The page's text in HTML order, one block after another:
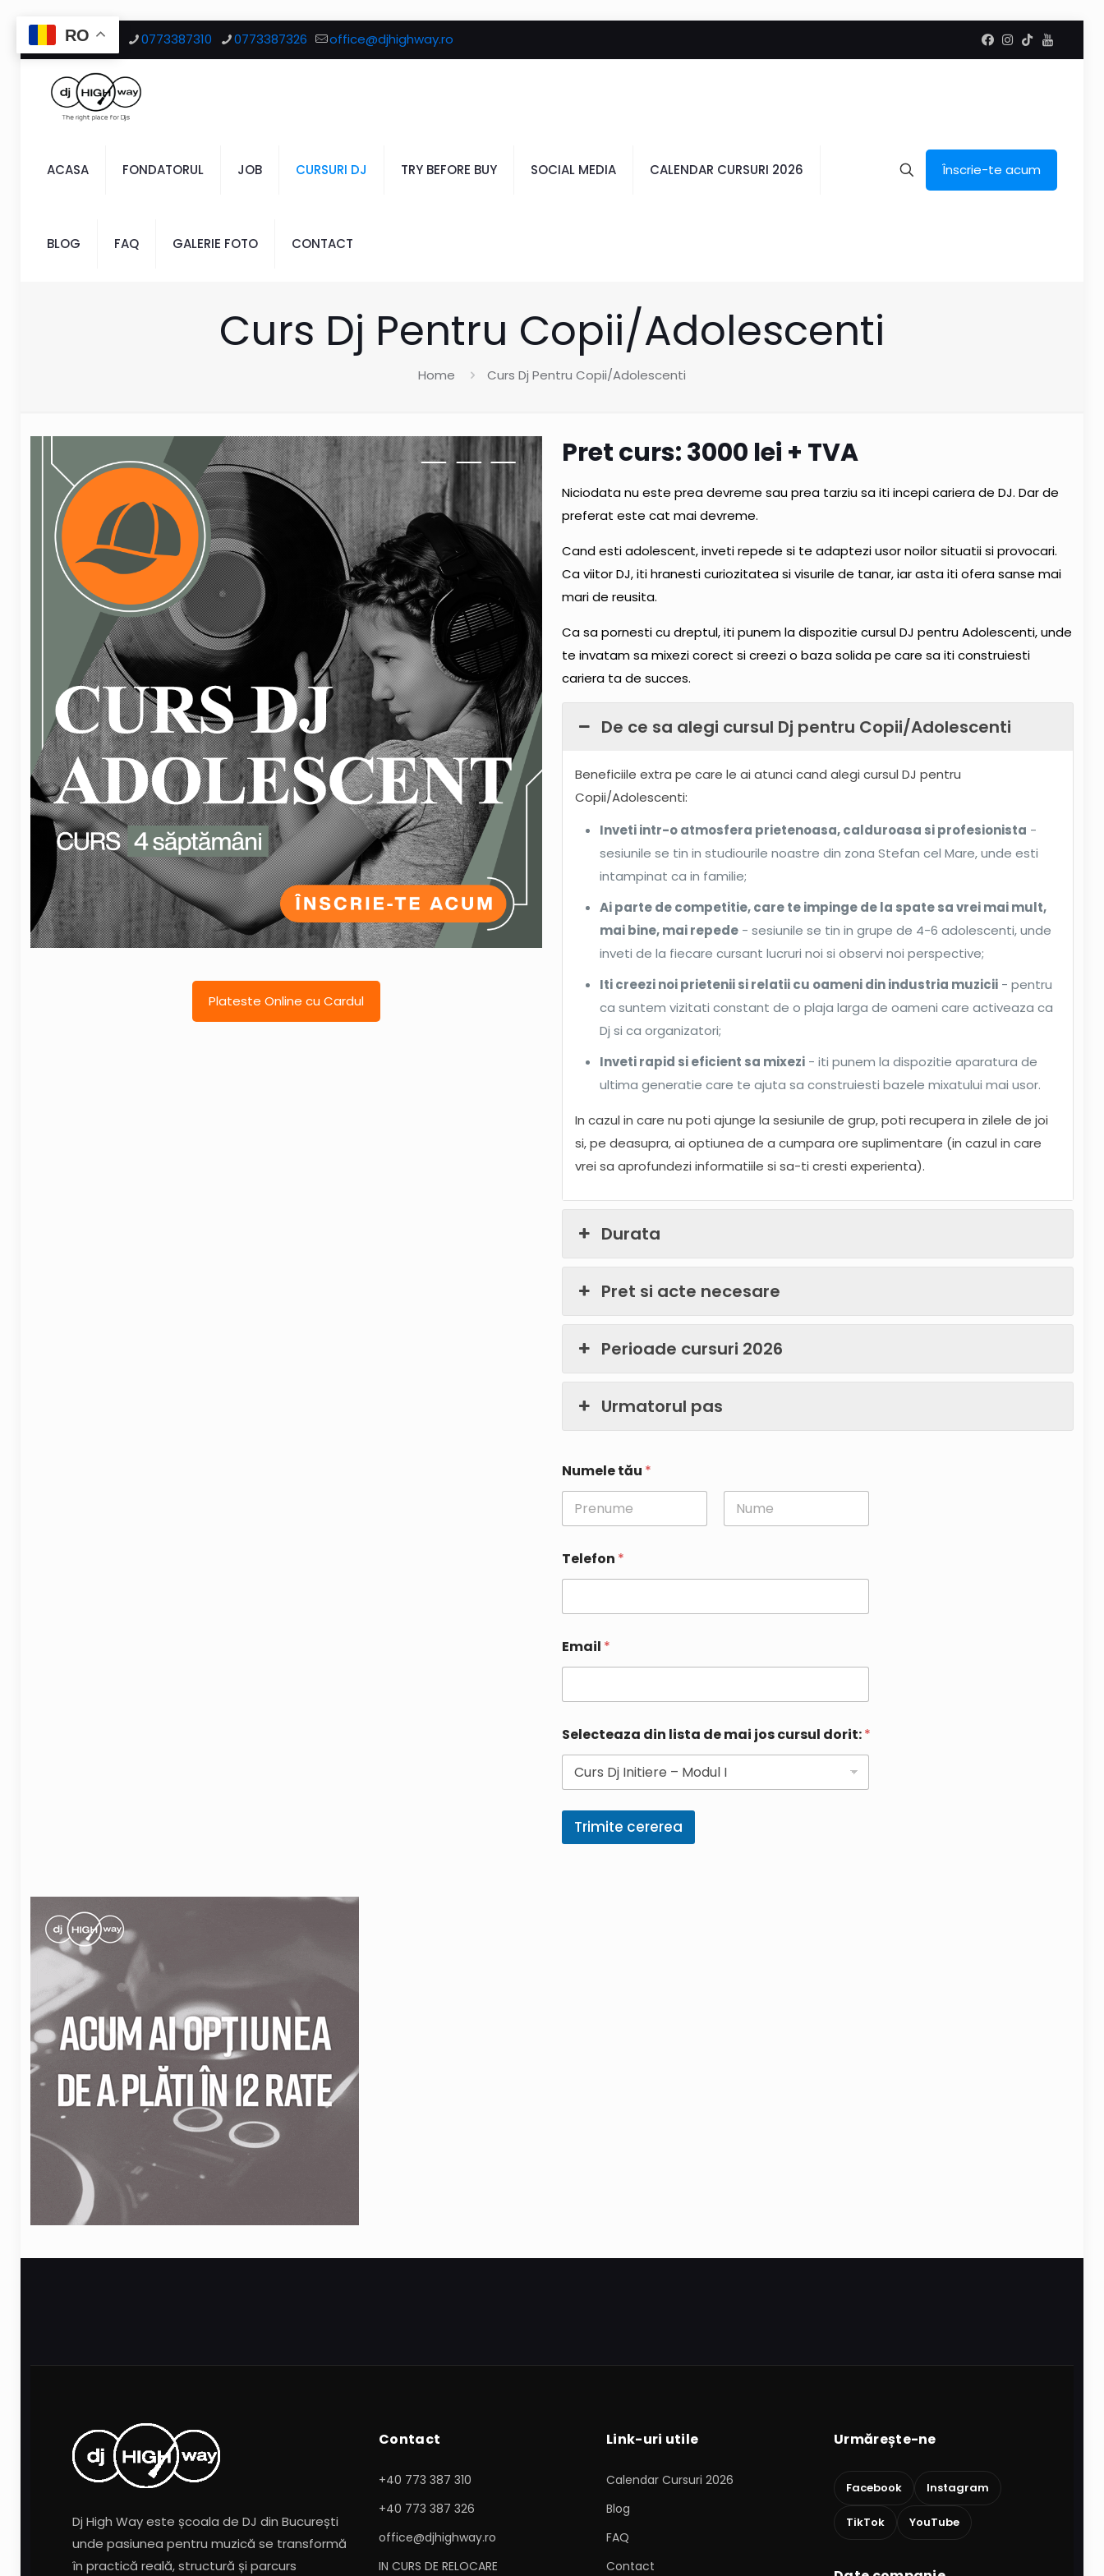
Ai întrebări? 0773387310 0773387326 office@djhighway.ro
ACASA FONDATORUL JOB CURSURI DJ TRY BEFORE BUY SOCIAL MEDIA CALENDAR CURSURI 2026
BLOG FAQ GALERIE FOTO CONTACT
Înscrie-te acum
Curs Dj Pentru Copii/Adolescenti
Home Curs Dj Pentru Copii/Adolescenti
Plateste Online cu Cardul
Pret curs: 3000 lei + TVA
Niciodata nu este prea devreme sau prea tarziu sa iti incepi cariera de DJ. Dar de
preferat este cat mai devreme.
Cand esti adolescent, inveti repede si te adaptezi usor noilor situatii si provocari.
Ca viitor DJ, iti hranesti curiozitatea si visurile de tanar, iar asta iti ofera sanse mai
mari de reusita.
Ca sa pornesti cu dreptul, iti punem la dispozitie cursul DJ pentru Adolescenti, unde
te invatam sa mixezi corect si creezi o baza solida pe care sa iti construiesti
cariera ta de succes.
De ce sa alegi cursul Dj pentru Copii/Adolescenti
Beneficiile extra pe care le ai atunci cand alegi cursul DJ pentru
Copii/Adolescenti:
Inveti intr-o atmosfera prietenoasa, calduroasa si profesionista -
sesiunile se tin in studiourile noastre din zona Stefan cel Mare, unde esti
intampinat ca in familie;
Ai parte de competitie, care te impinge de la spate sa vrei mai mult,
mai bine, mai repede - sesiunile se tin in grupe de 4-6 adolescenti, unde
inveti de la fiecare cursant lucruri noi si observi noi perspective;
Iti creezi noi prietenii si relatii cu oameni din industria muzicii - pentru
ca suntem vizitati constant de o plaja larga de oameni care activeaza ca
Dj si ca organizatori;
Inveti rapid si eficient sa mixezi - iti punem la dispozitie aparatura de
ultima generatie care te ajuta sa construiesti bazele mixatului mai usor.
In cazul in care nu poti ajunge la sesiunile de grup, poti recupera in zilele de joi
si, pe deasupra, ai optiunea de a cumpara ore suplimentare (in cazul in care
vrei sa aprofundezi informatiile si sa-ti cresti experienta).
Durata
Pret si acte necesare
Perioade cursuri 2026
Urmatorul pas
Numele tău *
Telefon *
Email *
Selecteaza din lista de mai jos cursul dorit:*
Trimite cererea
Dj High Way este școala de DJ din București
unde pasiunea pentru muzică se transformă
în practică reală, structură și parcurs
Contact
+40 773 387 310
+40 773 387 326
office@djhighway.ro
IN CURS DE RELOCARE
Link-uri utile
Calendar Cursuri 2026
Blog
FAQ
Contact
Urmărește-ne
Facebook Instagram
TikTok YouTube
RO